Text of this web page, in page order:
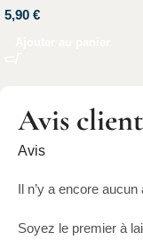
5,90 €
Avis client
Avis
Il n’y a encore aucun
Soyez le premier à